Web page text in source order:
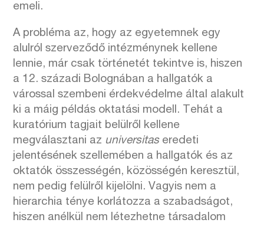
emeli.
A probléma az, hogy az egyetemnek egy
alulról szerveződő intézménynek kellene
lennie, már csak történetét tekintve is, hiszen
a 12. századi Bolognában a hallgatók a
várossal szembeni érdekvédelme által alakult
ki a máig példás oktatási modell. Tehát a
kuratórium tagjait belülről kellene
megválasztani az universitaseredeti
jelentésének szellemében a hallgatók és az
oktatók összességén, közösségén keresztül,
nem pedig felülről kijelölni. Vagyis nem a
hierarchia ténye korlátozza a szabadságot,
hiszen anélkül nem létezhetne társadalom